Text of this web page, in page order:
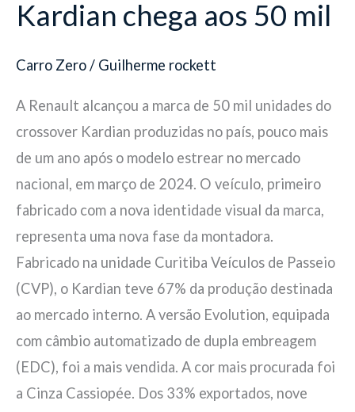
Kardian chega aos 50 mil
Carro Zero/ Guilherme rockett
A Renault alcançou a marca de 50 mil unidades do
crossover Kardian produzidas no país, pouco mais
de um ano após o modelo estrear no mercado
nacional, em março de 2024. O veículo, primeiro
fabricado com a nova identidade visual da marca,
representa uma nova fase da montadora.
Fabricado na unidade Curitiba Veículos de Passeio
(CVP), o Kardian teve 67% da produção destinada
ao mercado interno. A versão Evolution, equipada
com câmbio automatizado de dupla embreagem
(EDC), foi a mais vendida. A cor mais procurada foi
a Cinza Cassiopée. Dos 33% exportados, nove